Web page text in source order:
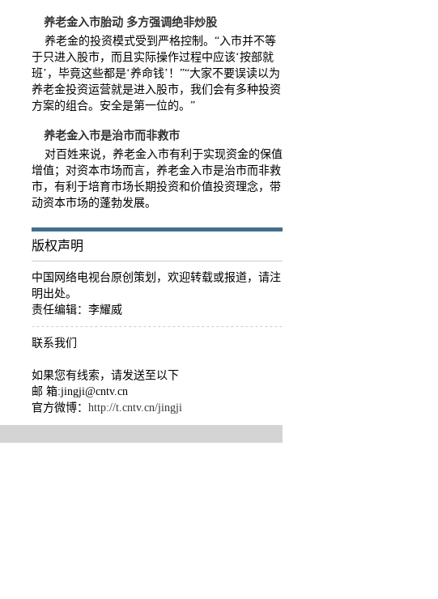
养老金入市胎动 多方强调绝非炒股
养老金的投资模式受到严格控制。“入市并不等
于只进入股市，而且实际操作过程中应该‘按部就
班’，毕竟这些都是‘养命钱’！”“大家不要误读以为
养老金投资运营就是进入股市，我们会有多种投资
方案的组合。安全是第一位的。”
养老金入市是治市而非救市
对百姓来说，养老金入市有利于实现资金的保值
增值；对资本市场而言，养老金入市是治市而非救
市，有利于培育市场长期投资和价值投资理念，带
动资本市场的蓬勃发展。
版权声明
中国网络电视台原创策划，欢迎转载或报道，请注
明出处。
责任编辑：李耀威
联系我们
如果您有线索，请发送至以下
邮 箱:jingji@cntv.cn
官方微博： http://t.cntv.cn/jingji